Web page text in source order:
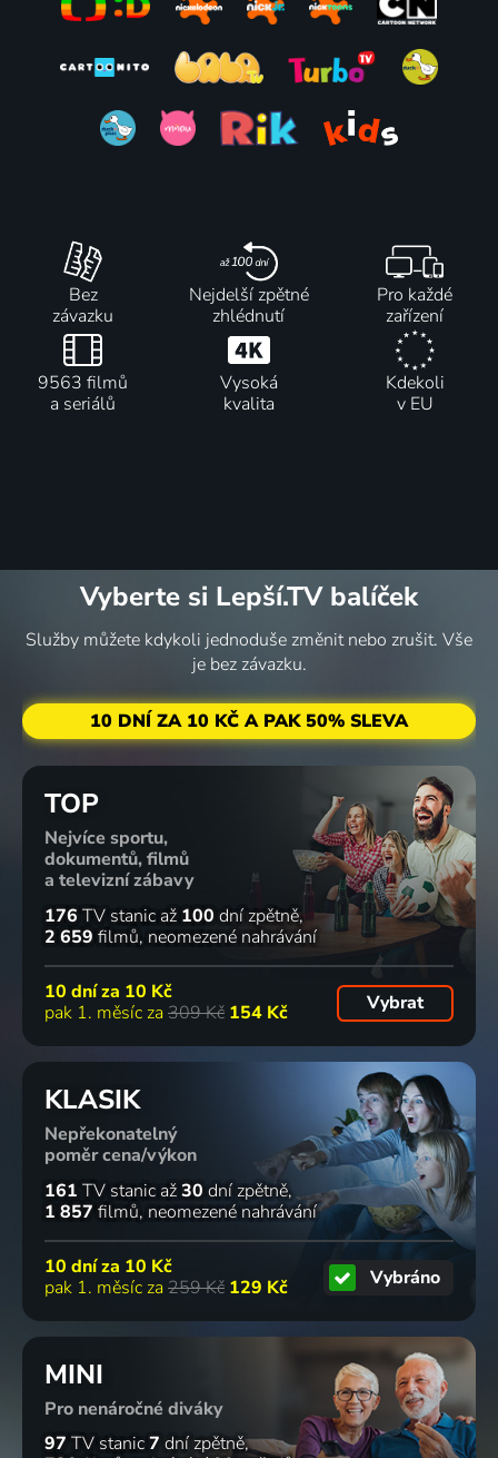
Bez
závazku
Nejdelší zpětné
zhlédnutí
Pro každé
zařízení
9563 filmů
a seriálů
Vysoká
kvalita
Kdekoli
v EU
Vyberte si Lepší.TV balíček
Služby můžete kdykoli jednoduše změnit nebo zrušit. Vše
je bez závazku.
10 DNÍ ZA 10 KČ A PAK 50% SLEVA
TOP
Nejvíce sportu,
dokumentů, filmů
a televizní zábavy
176 TV stanic až 100 dní zpětně
2 659 filmů neomezené nahrávání
10 dní za 10 Kč
pak 1. měsíc za 309 Kč 154 Kč Vybrat
KLASIK
Nepřekonatelný
poměr cena/výkon
161 TV stanic až30 dní zpětně
1 857 filmů neomezené nahrávání
10 dní za 10 Kč
pak 1. měsíc za 259 Kč 129 Kč Vybráno
MINI
Pro nenáročné diváky
97 TV stanic7 dní zpětně